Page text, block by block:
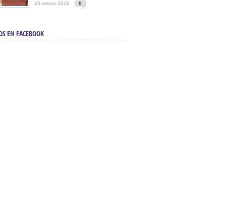
10 marzo 2026 0
EN FACEBOOK